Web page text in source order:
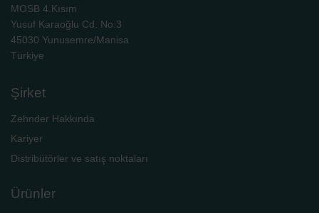
MOSB 4.Kısım
Yusuf Karaoğlu Cd. No:3
45030 Yunusemre/Manisa
Türkiye
Şirket
Zehnder Hakkında
Kariyer
Distribütörler ve satış noktaları
Ürünler